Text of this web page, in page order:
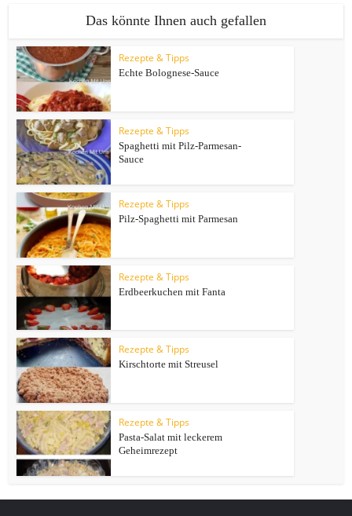
Das könnte Ihnen auch gefallen
Rezepte & Tipps
Echte Bolognese-Sauce
Rezepte & Tipps
Spaghetti mit Pilz-Parmesan-
Sauce
Rezepte & Tipps
Pilz-Spaghetti mit Parmesan
Rezepte & Tipps
Erdbeerkuchen mit Fanta
Rezepte & Tipps
Kirschtorte mit Streusel
Rezepte & Tipps
Pasta-Salat mit leckerem
Geheimrezept